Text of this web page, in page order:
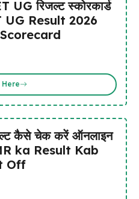
रिजल्ट स्कोरकार्ड
UG Result 2026
Here
कैसे चेक करें ऑनलाइन
ka Result Kab
Off